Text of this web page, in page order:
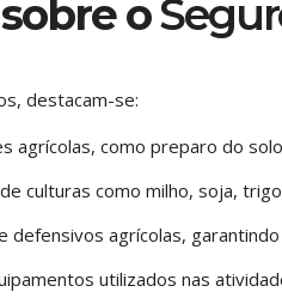
o
destacam-se:
agrícolas, como preparo do
culturas como milho, soja,
defensivos agrícolas,
utilizados nas